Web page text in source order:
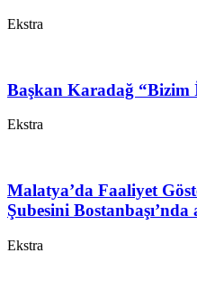
Ekstra
Başkan Karadağ “Bizim
Ekstra
Malatya’da Faaliyet
Şubesini Bostanbaşı’nda
Ekstra